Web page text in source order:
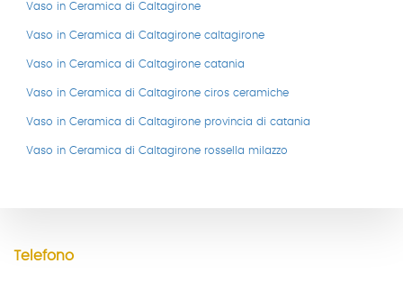
Vaso in Ceramica di Caltagirone
Vaso in Ceramica di Caltagirone caltagirone
Vaso in Ceramica di Caltagirone catania
Vaso in Ceramica di Caltagirone ciros ceramiche
Vaso in Ceramica di Caltagirone provincia di catania
Vaso in Ceramica di Caltagirone rossella milazzo
Telefono